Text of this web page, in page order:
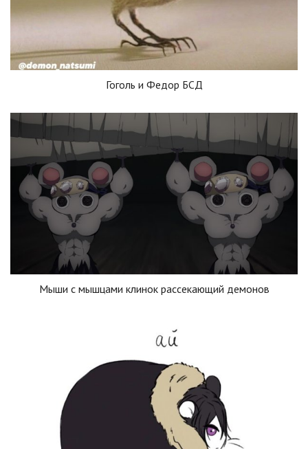
Гоголь и Федор БСД
Мыши с мышцами клинок рассекающий демонов